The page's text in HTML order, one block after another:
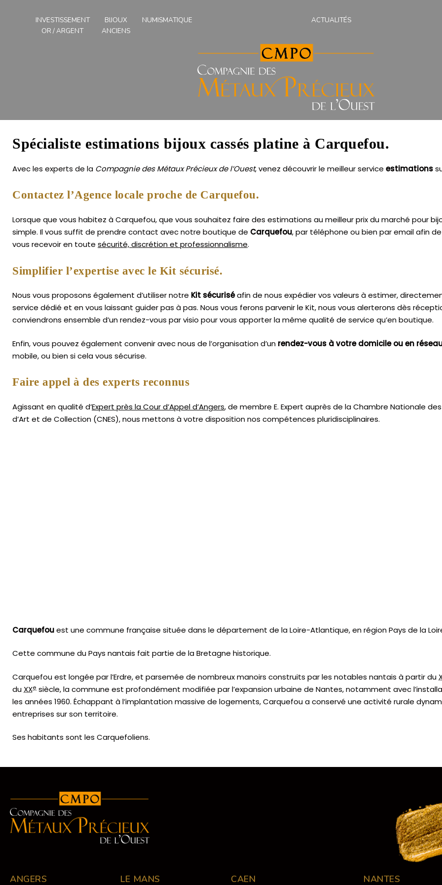
INVESTISSEMENT
OR / ARGENT
BIJOUX
ANCIENS
NUMISMATIQUE ACTUALITÉS
Spécialiste estimations bijoux cassés platine à Carquefou.
Avec les experts de la Compagnie des Métaux Précieux de l’Ouest, venez découvrir le meilleur service estimations
Contactez l’Agence locale proche de Carquefou.
Lorsque que vous habitez à Carquefou, que vous souhaitez faire des estimations au meilleur prix du marché pour
simple. Il vous suffit de prendre contact avec notre boutique de Carquefou, par téléphone ou bien par email afin
vous recevoir en toute sécurité, discrétion et professionnalisme.
Simplifier l’expertise avec le Kit sécurisé.
Nous vous proposons également d’utiliser notre Kit sécuriséafin de nous expédier vos valeurs à estimer,
service dédié et en vous laissant guider pas à pas. Nous vous ferons parvenir le Kit, nous vous alerterons dès
conviendrons ensemble d’un rendez-vous par visio pour vous apporter la même qualité de service qu’en boutique.
Enfin, vous pouvez également convenir avec nous de l’organisation d’un rendez-vous à votre domicile ou en
mobile, ou bien si cela vous sécurise.
Faire appel à des experts reconnus
Agissant en qualité d’Expert près la Cour d’Appel d’Angers, de membre E. Expert auprès de laChambre Nationale
d’Art et de Collection (CNES),nous mettons à votre disposition nos compétences pluridisciplinaires.
Carquefouest une commune française située dans le département de la Loire-Atlantique, en région Pays de la
Cette commune du Pays nantais fait partie de la Bretagne historique.
Carquefou est longée par l’Erdre, et parsemée de nombreux manoirs construits par les notables nantais à partir du
du XXe siècle, la commune est profondément modifiée par l’expansion urbaine de Nantes, notamment avec
les années 1960. Échappant à l’implantation massive de logements, Carquefou a conservé une activité rurale
entreprises sur son territoire.
Ses habitants sont les Carquefoliens.
ANGERS LE MANS CAEN NANTES